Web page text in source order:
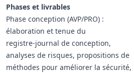
Phases et livrables
Phase conception (AVP/PRO) :
élaboration et tenue du
registre‑journal de conception,
analyses de risques, propositions de
méthodes pour améliorer la sécurité,